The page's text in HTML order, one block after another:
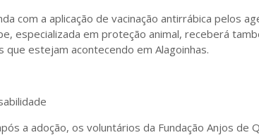
com a aplicação de vacinação antirrábica pelos
especializada em proteção animal, receberá
que estejam acontecendo em Alagoinhas.
a adoção, os voluntários da Fundação Anjos de